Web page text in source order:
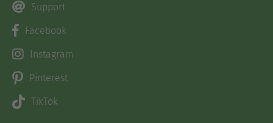
Support
Facebook
Instagram
Pinterest
TikTok